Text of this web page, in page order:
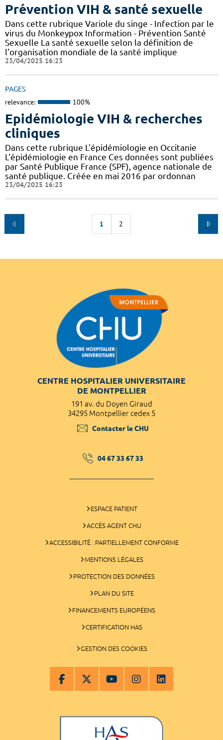
Prévention VIH & santé sexuelle
Dans cette rubrique Variole du singe - Infection par le
virus du Monkeypox Information - Prévention Santé
Sexuelle La santé sexuelle selon la définition de
l’organisation mondiale de la santé implique
23/04/2025 16:23
PAGES
relevance: 100%
Epidémiologie VIH & recherches
cliniques
Dans cette rubrique L'épidémiologie en Occitanie
L'épidémiologie en France Ces données sont publiées
par Santé Publique France (SPF), agence nationale de
santé publique. Créée en mai 2016 par ordonnan
23/04/2025 16:23
1 2
CENTRE HOSPITALIER UNIVERSITAIRE
DE MONTPELLIER
191 av. du Doyen Giraud
34295 Montpellier cedex 5
Contacter le CHU
04 67 33 67 33
ESPACE PATIENT
ACCÈS AGENT CHU
ACCESSIBILITÉ : PARTIELLEMENT CONFORME
MENTIONS LÉGALES
PROTECTION DES DONNÉES
PLAN DU SITE
FINANCEMENTS EUROPÉENS
CERTIFICATION HAS
GESTION DES COOKIES